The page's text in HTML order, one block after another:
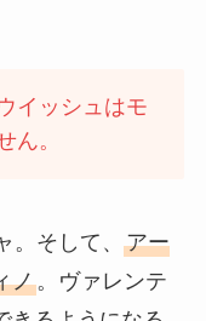
イッシュはモ
ん。
そして、 アー
ノ。ヴァレンテ